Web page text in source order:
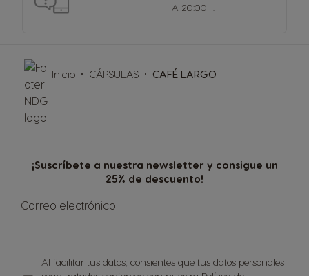
A 20:00H.
¡Suscríbete a nuestra newsletter y consigue un
25% de descuento!
Correo electrónico
Al facilitar tus datos, consientes que tus datos personales
Inicio CÁPSULAS CAFÉ LARGO